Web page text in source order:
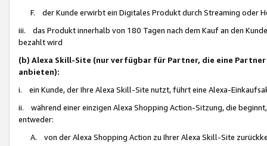
F. der Kunde erwirbt ein Digitales Produkt durch Streaming oder
iii. das Produkt innerhalb von 180 Tagen nach dem Kauf an den
bezahlt wird
(b) Alexa Skill-Site (nur verfügbar für Partner, die eine
anbieten):
i. ein Kunde, der Ihre Alexa Skill-Site nutzt, führt eine Alexa-
ii. während einer einzigen Alexa Shopping Action-Sitzung, die
entweder:
A. von der Alexa Shopping Action zu Ihrer Alexa Skill-Site